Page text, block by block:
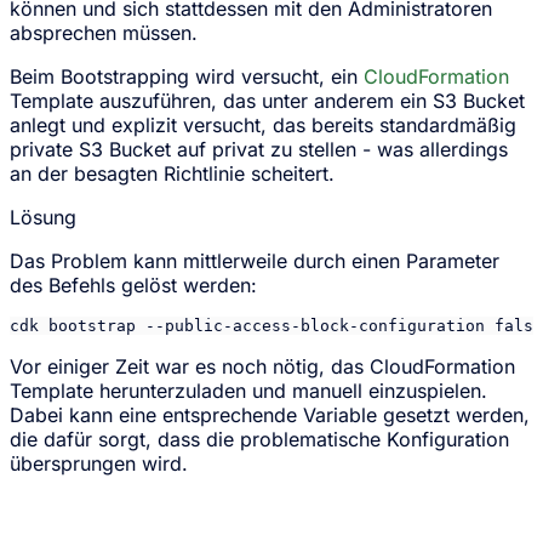
können und sich stattdessen mit den Administratoren
absprechen müssen.
Beim Bootstrapping wird versucht, ein CloudFormation
Template auszuführen, das unter anderem ein S3 Bucket
anlegt und explizit versucht, das bereits standardmäßig
private S3 Bucket auf privat zu stellen - was allerdings
an der besagten Richtlinie scheitert.
Lösung
Das Problem kann mittlerweile durch einen Parameter
des Befehls gelöst werden:
cdk bootstrap --public-access-block-configuration false
Vor einiger Zeit war es noch nötig, das CloudFormation
Template herunterzuladen und manuell einzuspielen.
Dabei kann eine entsprechende Variable gesetzt werden,
die dafür sorgt, dass die problematische Konfiguration
übersprungen wird.